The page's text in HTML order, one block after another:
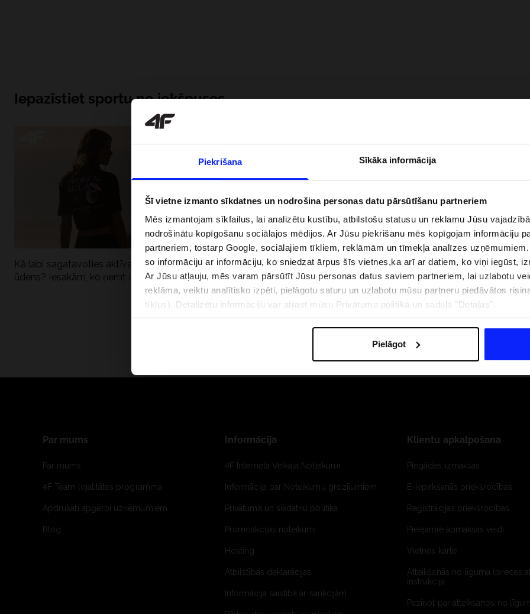
Piekrišana Sīkāka informācija
Šī vietne izmanto sīkdatnes un nodrošina personas datu pārsūtīšanu partneriem
Mēs izmantojam sīkfailus, lai analizētu kustību, atbilstošu statusu un reklamu Jūsu
nodrošinātu kopīgošanu sociālajos mēdijos. Ar Jūsu piekrišanu mēs kopīgojam informāciju
partneriem, tostarp Google, sociālajiem tīkliem, reklāmām un tīmekļa analīzes
so informāciju ar informāciju, ko sniedzat ārpus šīs vietnes,ka arī ar datiem, ko viņi iegūst,
Ar Jūsu atļauju, mēs varam pārsūtīt Jūsu personas datus saviem partneriem, lai uzlabotu
reklāma, veiktu analītisko izpēti, pielāgotu saturu un uzlabotu mūsu partneru piedāvātos
tīklus). Detalizētu informāciju var atrast mūsu Privātuma politikā un sadaļā "Detaļas".
Pielāgot
Iepazīstiet sportu no iekšpuses
Kā labi sagatavoties aktīvai dienai pie
ūdens? Iesakām, ko ņemt līdzi
Kāpēc UV aizsardzībai pie ūdens jābūt
dubultai: UPF apģērbs + SPF
Jaunā 4F tenisa un padela kolekcija.
Sportiska funkcionalitāte satiekas ar
mūsdienīgu stilu
VEIKALU ADRESES B2B 4F TEAM LOJALITĀTES
Par mums
Par mums
4F Team lojalitātes programma
Apdrukāti apģērbi uzņēmumiem
Blog
Informācija
4F Interneta Veikala Noteikumi
Informācija par Noteikumu grozījumiem
Privātuma un sīkdatņu politika
Promoakcijas noteikumi
Hosting
Atbilstības deklarācijas
Informācija saistībā ar sankcijām
Klientu apkalpošana
Piegādes izmaksas
E-iepirkšanās priekšrocības
Reģistrācijas priekšrocības
Pieejamie apmaksas veidi
Vietnes karte
Atteikšanās no līguma (preces
instrukcija
Paziņot par atteikšanos no